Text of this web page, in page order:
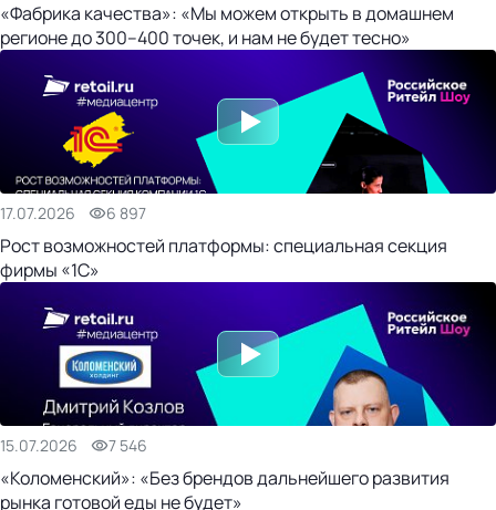
«Фабрика качества»: «Мы можем открыть в домашнем
регионе до 300–400 точек, и нам не будет тесно»
17.07.2026 6 897
Рост возможностей платформы: специальная секция
фирмы «1С»
15.07.2026 7 546
«Коломенский»: «Без брендов дальнейшего развития
рынка готовой еды не будет»